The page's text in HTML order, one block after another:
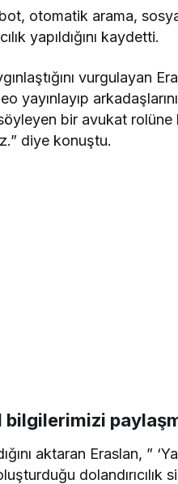
otomatik arama,
yapıldığını kaydetti.
vurgulayan
yayınlayıp
bir avukat
diye konuştu.
aktaran Eraslan, ”
dolandırıcılık